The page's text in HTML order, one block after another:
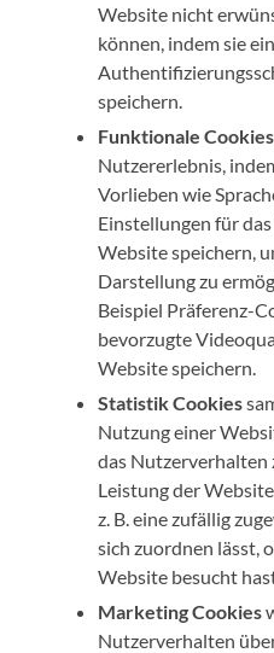
Website nicht
können, indem sie
speichern.
Funktionale Cookies
Nutzererlebnis,
Vorlieben wie
Einstellungen für
Website speichern,
Darstellung zu
Beispiel Präferenz-
bevorzugte
Website speichern.
Statistik Cookies
Nutzung einer
das Nutzerverhalten
Leistung der
z. B. eine zufällig
sich zuordnen lässt,
Website besucht
Marketing Cookies
Nutzerverhalten